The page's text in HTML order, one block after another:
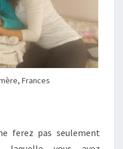
Frances
ferez pas seulement